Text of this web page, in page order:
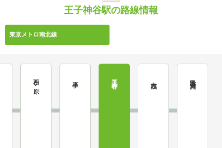
王子神谷駅の路線情報
東京メトロ南北線
西ケ原